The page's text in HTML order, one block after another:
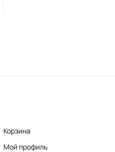
Корзина
Мой профиль